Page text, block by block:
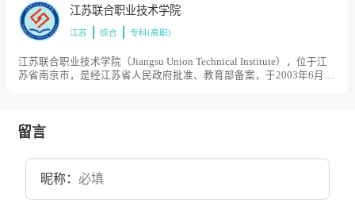
年1月，学校获教育部批复为具有独立法人资格的中外合作办学机构并
更名为福州墨尔本理工职业学院，是全国3所高职高专层次独立设置中
外合作办学机构之一，获评福建省唯一示范性中外合作办学机构，并
江苏联合职业技术学院
江苏 综合 专科(高职)
江苏联合职业技术学院（Jiangsu Union Technical Institute），位于江
苏省南京市，是经江苏省人民政府批准、教育部备案，于2003年6月正
留言
昵称：